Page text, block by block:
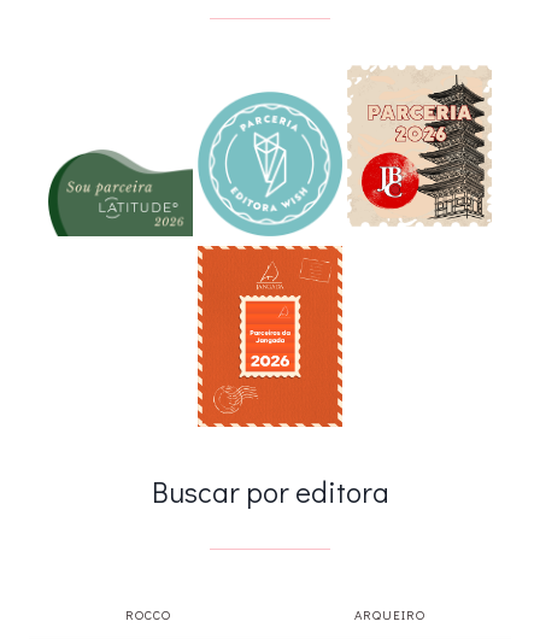
Buscar por editora
ROCCO ARQUEIRO